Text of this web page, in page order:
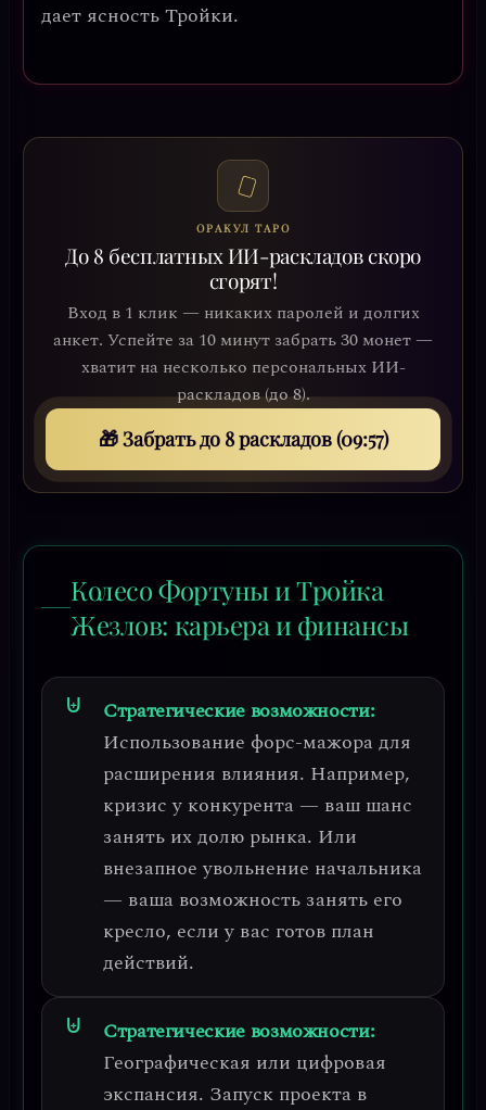
дает ясность Тройки.
ОРАКУЛ ТАРО
До 8 бесплатных ИИ-раскладов скоро
сгорят!
Вход в 1 клик — никаких паролей и долгих
анкет. Успейте за 10 минут забрать 30 монет —
хватит на несколько персональных ИИ-
раскладов (до 8).
🎁 Забрать до 8 раскладов (09:54)
Колесо Фортуны и Тройка
Жезлов: карьера и финансы
Стратегические возможности:
Использование форс-мажора для
расширения влияния. Например,
кризис у конкурента — ваш шанс
занять их долю рынка. Или
внезапное увольнение начальника
— ваша возможность занять его
кресло, если у вас готов план
действий.
Стратегические возможности:
Географическая или цифровая
экспансия. Запуск проекта в